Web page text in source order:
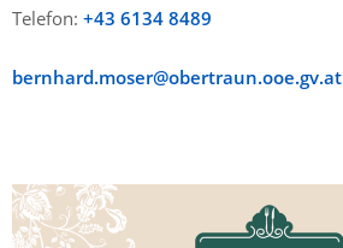
Telefon: +43 6134 8489
bernhard.moser@obertraun.ooe.gv.at